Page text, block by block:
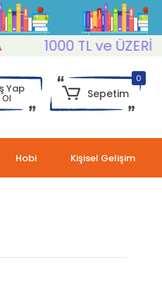
1000 TL ve ÜZERİ
Yap
0
Sepetim
Hobi Kişisel Gelişim